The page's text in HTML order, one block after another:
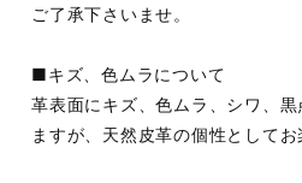
ご了承下さいませ。
■キズ、色ムラについて
革表面にキズ、色ムラ、シワ、
ますが、天然皮革の個性としてお